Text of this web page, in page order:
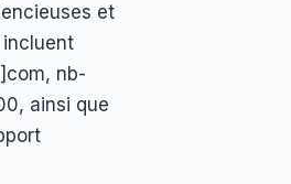
et
incluent
nb-
ainsi que